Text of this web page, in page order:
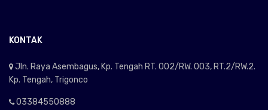
KONTAK
Jln. Raya Asembagus, Kp. Tengah RT. 002/RW. 003, RT.2/RW.2.
Kp. Tengah, Trigonco
03384550888